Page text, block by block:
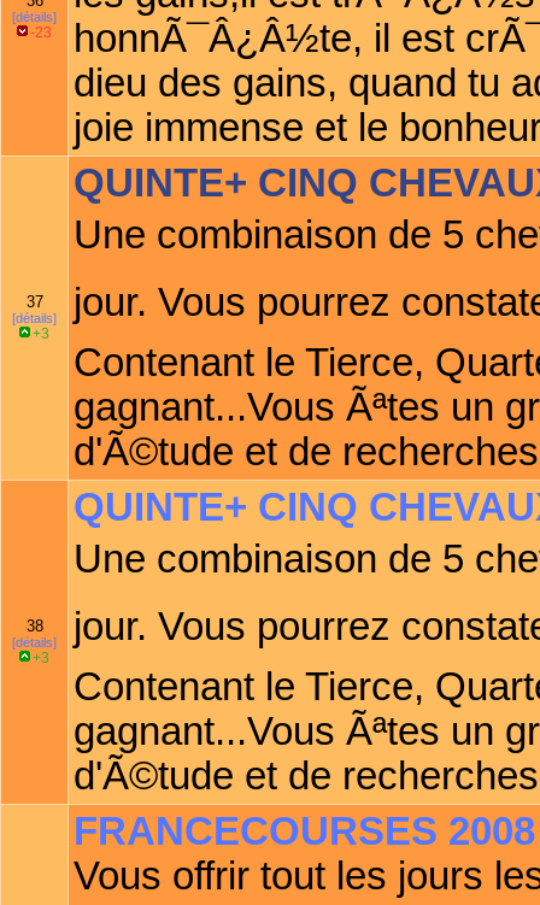
[détails]
-23
honnÃ¯Â¿Â½te, il est
dieu des gains, quand tu
joie immense et le
37
[détails]
+3
QUINTE+ CINQ
Une combinaison de 5
jour. Vous pourrez
Contenant le Tierce,
gagnant...Vous Ãªtes un
d'Ã©tude et de
38
[détails]
+3
QUINTE+ CINQ
Une combinaison de 5
jour. Vous pourrez
Contenant le Tierce,
gagnant...Vous Ãªtes un
d'Ã©tude et de
FRANCECOURSES 2008
Vous offrir tout les jours